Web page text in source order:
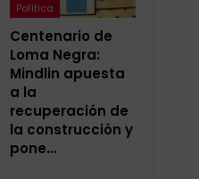
Política
Centenario de
Loma Negra:
Mindlin apuesta
a la
recuperación de
la construcción y
pone…